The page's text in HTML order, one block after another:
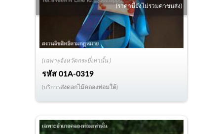
(เฉพาะจังหวัดกระบี่เท่านั้น )
รหัส01A-0319
(ราคานี้ยังไม่รวมค่าขนส่ง)
(บริการส่งดอกไม้คลองท่อมใต้)